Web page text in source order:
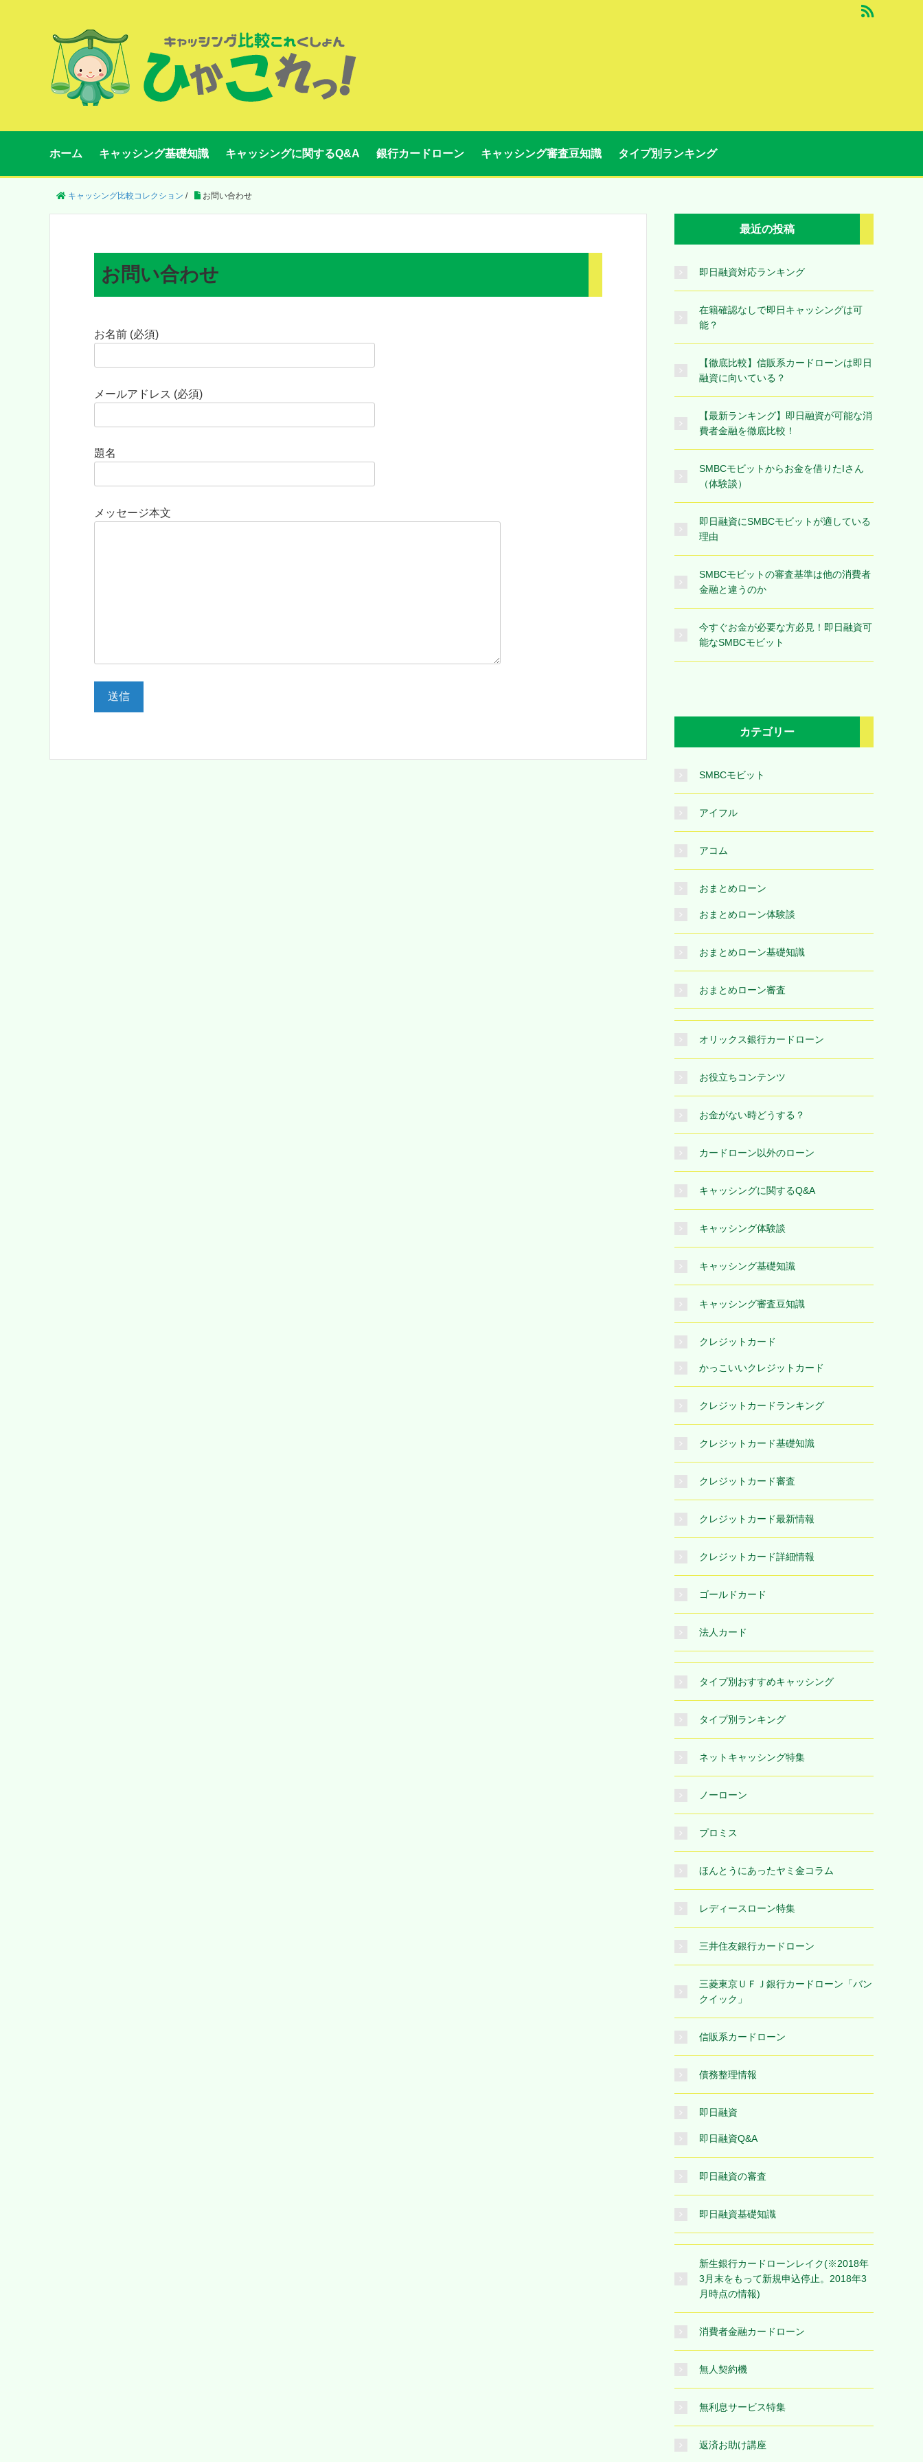
ホーム キャッシング基礎知識 キャッシングに関するQ&A 銀行カードローン キャッシング審査豆知識 タイプ別ランキング
キャッシング比較コレクション / お問い合わせ
お問い合わせ
お名前 (必須)
メールアドレス (必須)
題名
メッセージ本文
最近の投稿
即日融資対応ランキング
在籍確認なしで即日キャッシングは可
能？
【徹底比較】信販系カードローンは即日
融資に向いている？
【最新ランキング】即日融資が可能な消
費者金融を徹底比較！
SMBCモビットからお金を借りたIさん
（体験談）
即日融資にSMBCモビットが適している
理由
SMBCモビットの審査基準は他の消費者
金融と違うのか
今すぐお金が必要な方必見！即日融資可
能なSMBCモビット
カテゴリー
SMBCモビット
アイフル
アコム
おまとめローン
おまとめローン体験談
おまとめローン基礎知識
おまとめローン審査
オリックス銀行カードローン
お役立ちコンテンツ
お金がない時どうする？
カードローン以外のローン
キャッシングに関するQ&A
キャッシング体験談
キャッシング基礎知識
キャッシング審査豆知識
クレジットカード
かっこいいクレジットカード
クレジットカードランキング
クレジットカード基礎知識
クレジットカード審査
クレジットカード最新情報
クレジットカード詳細情報
ゴールドカード
法人カード
タイプ別おすすめキャッシング
タイプ別ランキング
ネットキャッシング特集
ノーローン
プロミス
ほんとうにあったヤミ金コラム
レディースローン特集
三井住友銀行カードローン
三菱東京ＵＦＪ銀行カードローン「バン
クイック」
信販系カードローン
債務整理情報
即日融資
即日融資Q&A
即日融資の審査
即日融資基礎知識
新生銀行カードローンレイク(※2018年
3月末をもって新規申込停止。2018年3
月時点の情報)
消費者金融カードローン
無人契約機
無利息サービス特集
返済お助け講座